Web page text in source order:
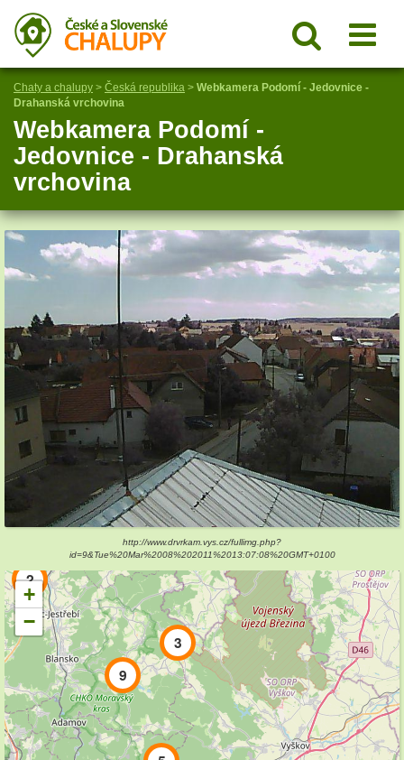
Chaty a chalupy > Česká republika > Webkamera Podomí - Jedovnice -
Drahanská vrchovina
Webkamera Podomí -
Jedovnice - Drahanská
vrchovina
http://www.drvrkam.vys.cz/fullimg.php?
id=9&Tue%20Mar%2008%202011%2013:07:08%20GMT+0100
3
2
9
15
+
−